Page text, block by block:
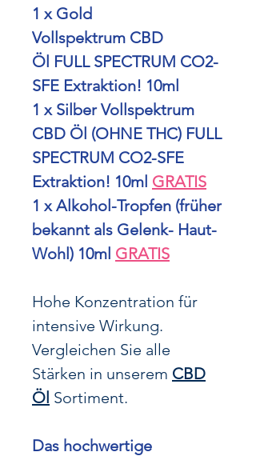
1 x Gold
Vollspektrum CBD
Öl FULL SPECTRUM CO2-
SFE Extraktion! 10ml
1 x Silber Vollspektrum
CBD Öl (OHNE THC) FULL
SPECTRUM CO2-SFE
Extraktion! 10ml GRATIS
1 x Alkohol-Tropfen (früher
bekannt als Gelenk- Haut-
Wohl) 10ml GRATIS
Hohe Konzentration für
intensive Wirkung.
Vergleichen Sie alle
Stärken in unserem CBD
Öl Sortiment.
Das hochwertige